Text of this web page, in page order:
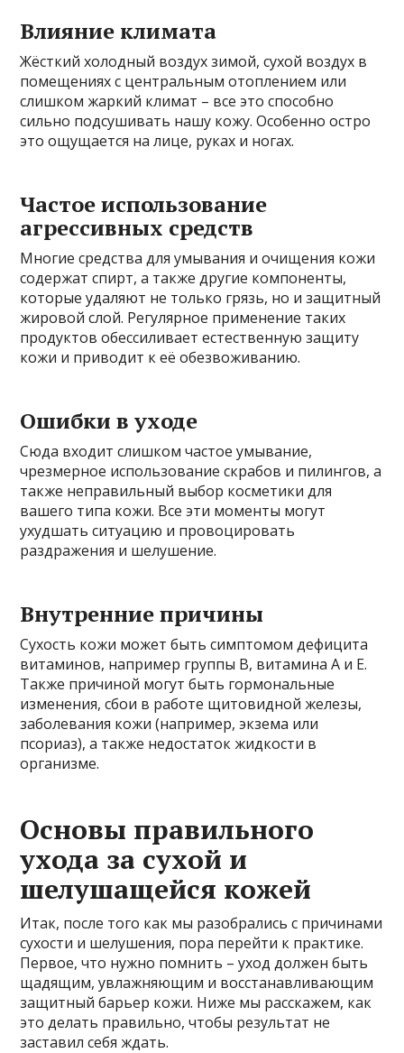
Влияние климата
Жёсткий холодный воздух зимой, сухой воздух в
помещениях с центральным отоплением или
слишком жаркий климат – все это способно
сильно подсушивать нашу кожу. Особенно остро
это ощущается на лице, руках и ногах.
Частое использование
агрессивных средств
Многие средства для умывания и очищения кожи
содержат спирт, а также другие компоненты,
которые удаляют не только грязь, но и защитный
жировой слой. Регулярное применение таких
продуктов обессиливает естественную защиту
кожи и приводит к её обезвоживанию.
Ошибки в уходе
Сюда входит слишком частое умывание,
чрезмерное использование скрабов и пилингов, а
также неправильный выбор косметики для
вашего типа кожи. Все эти моменты могут
ухудшать ситуацию и провоцировать
раздражения и шелушение.
Внутренние причины
Сухость кожи может быть симптомом дефицита
витаминов, например группы В, витамина А и Е.
Также причиной могут быть гормональные
изменения, сбои в работе щитовидной железы,
заболевания кожи (например, экзема или
псориаз), а также недостаток жидкости в
организме.
Основы правильного
ухода за сухой и
шелушащейся кожей
Итак, после того как мы разобрались с причинами
сухости и шелушения, пора перейти к практике.
Первое, что нужно помнить – уход должен быть
щадящим, увлажняющим и восстанавливающим
защитный барьер кожи. Ниже мы расскажем, как
это делать правильно, чтобы результат не
заставил себя ждать.